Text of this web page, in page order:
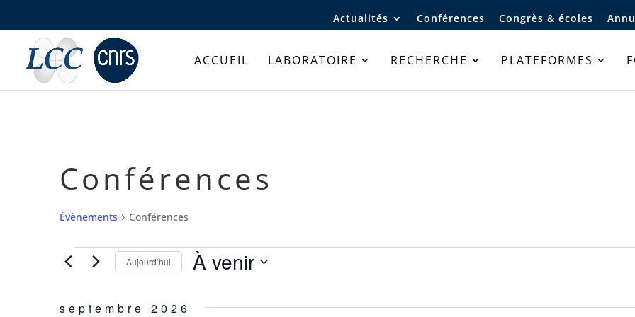
Actualités Conférences Congrès & écoles
ACCUEIL LABORATOIRE RECHERCHE PLATEFORMES
Conférences
Évènements Conférences
Évènements
Aujourd’hui À venir
une
septembre 2026